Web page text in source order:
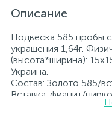
Описание
Подвеска 585 пробы
украшения 1,64г.
(высота*ширина):
Украина.
Состав: Золото 585/
Вставка: фианит/
Все ювелирные